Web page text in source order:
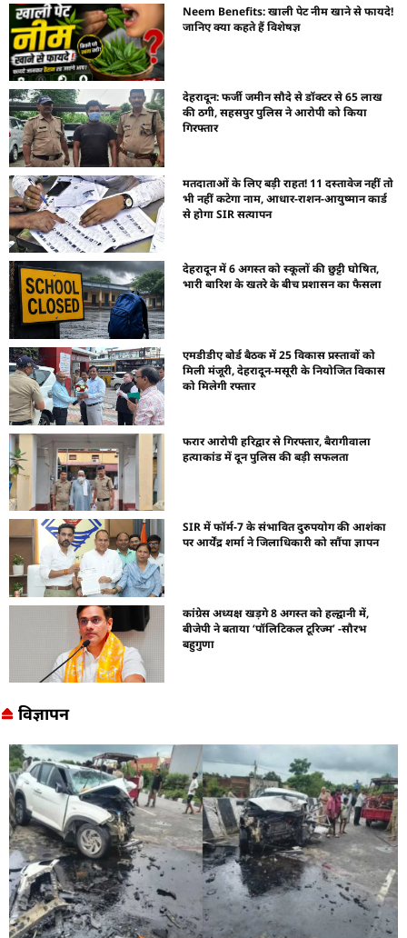
Neem Benefits: खाली पेट नीम खाने से फायदे!
जानिए क्या कहते हैं विशेषज्ञ
देहरादून: फर्जी जमीन सौदे से डॉक्टर से 65 लाख
की ठगी, सहसपुर पुलिस ने आरोपी को किया
गिरफ्तार
मतदाताओं के लिए बड़ी राहत! 11 दस्तावेज नहीं तो
भी नहीं कटेगा नाम, आधार-राशन-आयुष्मान कार्ड
से होगा SIR सत्यापन
देहरादून में 6 अगस्त को स्कूलों की छुट्टी घोषित,
भारी बारिश के खतरे के बीच प्रशासन का फैसला
एमडीडीए बोर्ड बैठक में 25 विकास प्रस्तावों को
मिली मंजूरी, देहरादून-मसूरी के नियोजित विकास
को मिलेगी रफ्तार
फरार आरोपी हरिद्वार से गिरफ्तार, बैरागीवाला
हत्याकांड में दून पुलिस की बड़ी सफलता
SIR में फॉर्म-7 के संभावित दुरुपयोग की आशंका
पर आर्येंद्र शर्मा ने जिलाधिकारी को सौंपा ज्ञापन
कांग्रेस अध्यक्ष खड़गे 8 अगस्त को हल्द्वानी में,
बीजेपी ने बताया ‘पॉलिटिकल टूरिज्म’ -सौरभ
बहुगुणा
विज्ञापन